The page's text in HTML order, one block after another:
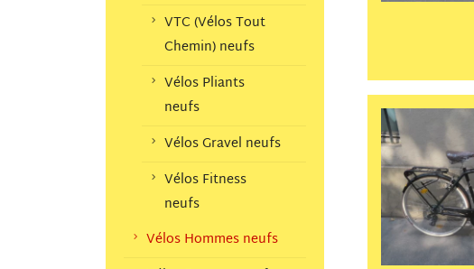
VTC (Vélos Tout
Chemin) neufs
Vélos Pliants
neufs
Vélos Gravel neufs
Vélos Fitness
neufs
Vélos Hommes neufs